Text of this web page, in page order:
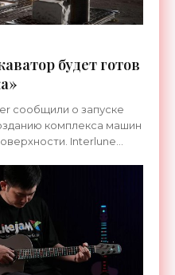
будет готов
сообщили о запуске
комплекса машин
Interlune